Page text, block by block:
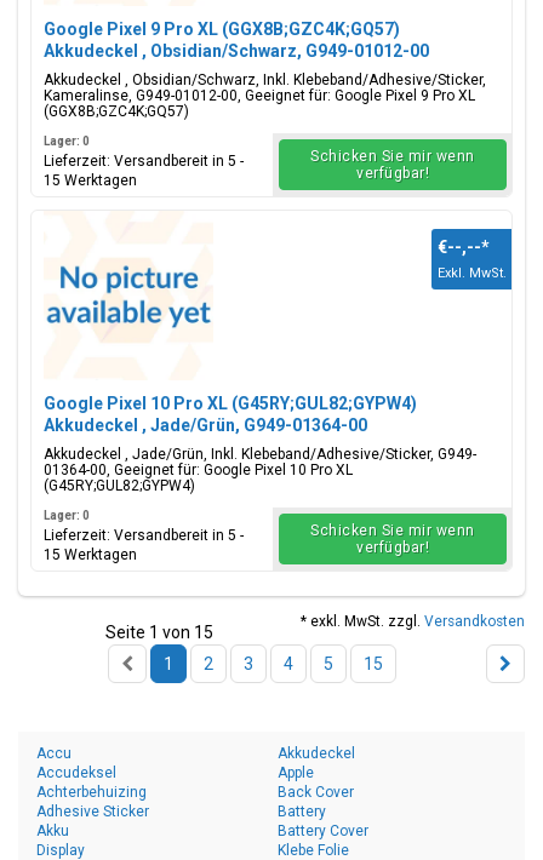
Google Pixel 9 Pro XL (GGX8B;GZC4K;GQ57)
Akkudeckel , Obsidian/Schwarz, G949-01012-00
Akkudeckel , Obsidian/Schwarz, Inkl. Klebeband/Adhesive/Sticker,
Kameralinse, G949-01012-00, Geeignet für: Google Pixel 9 Pro XL
(GGX8B;GZC4K;GQ57)
Lager: 0
Lieferzeit: Versandbereit in 5 -
15 Werktagen
Schicken Sie mir wenn
verfügbar!
Google Pixel 10 Pro XL (G45RY;GUL82;GYPW4)
Akkudeckel , Jade/Grün, G949-01364-00
Akkudeckel , Jade/Grün, Inkl. Klebeband/Adhesive/Sticker, G949-
01364-00, Geeignet für: Google Pixel 10 Pro XL
(G45RY;GUL82;GYPW4)
€--,--*
Exkl. MwSt.
Lager: 0
Lieferzeit: Versandbereit in 5 -
15 Werktagen
Schicken Sie mir wenn
verfügbar!
* exkl. MwSt. zzgl. Versandkosten
Seite 1 von 15
1
2 3 4 5 15
Accu
Accudeksel
Achterbehuizing
Adhesive Sticker
Akku
Akkudeckel
Apple
Back Cover
Battery
Battery Cover
Display
Klebe Folie